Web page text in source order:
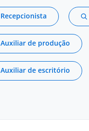
Recepcionista
Auxiliar de produção
Auxiliar de escritório